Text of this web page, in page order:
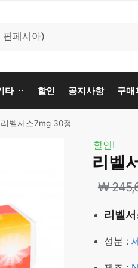
타 할인 공지사항 구매
리벨서스7mg 30정
할인!
리벨
₩
리벨
성분 :